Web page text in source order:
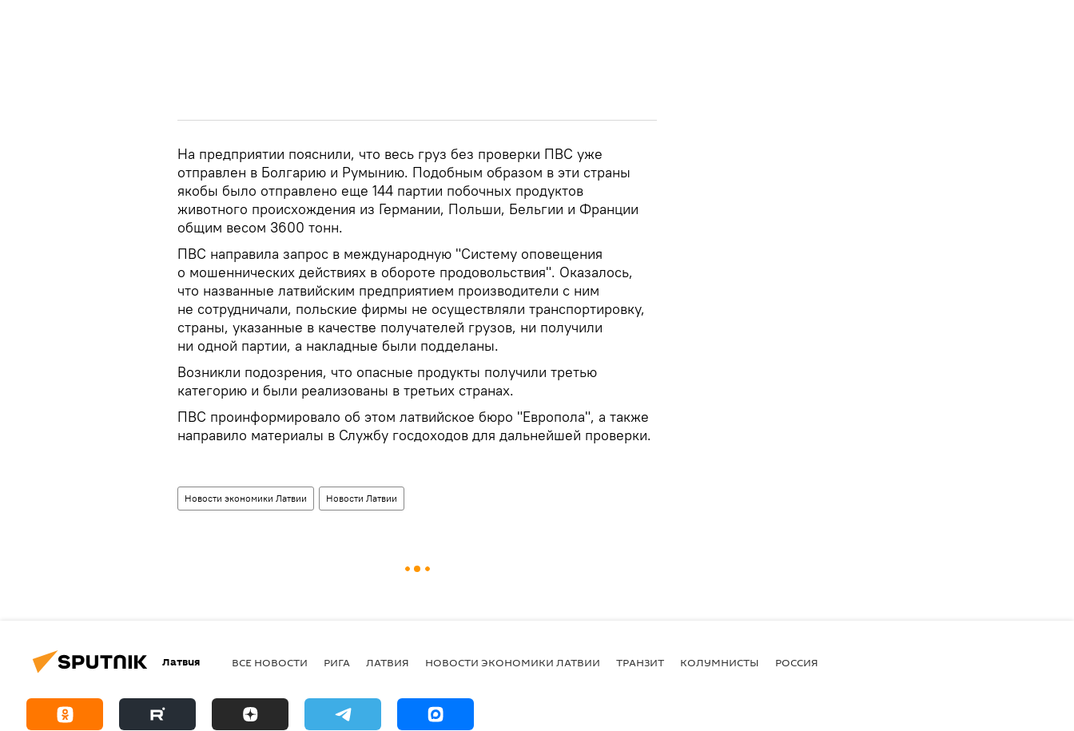
На предприятии пояснили, что весь груз без проверки ПВС уже
отправлен в Болгарию и Румынию. Подобным образом в эти страны
якобы было отправлено еще 144 партии побочных продуктов
животного происхождения из Германии, Польши, Бельгии и Франции
общим весом 3600 тонн.
ПВС направила запрос в международную "Систему оповещения
о мошеннических действиях в обороте продовольствия". Оказалось,
что названные латвийским предприятием производители с ним
не сотрудничали, польские фирмы не осуществляли транспортировку,
страны, указанные в качестве получателей грузов, ни получили
ни одной партии, а накладные были подделаны.
Возникли подозрения, что опасные продукты получили третью
категорию и были реализованы в третьих странах.
ПВС проинформировало об этом латвийское бюро "Европола", а также
направило материалы в Службу госдоходов для дальнейшей проверки.
Новости экономики Латвии Новости Латвии
Латвия ВСЕ НОВОСТИ РИГА ЛАТВИЯ НОВОСТИ ЭКОНОМИКИ ЛАТВИИ ТРАНЗИТ КОЛУМНИСТЫ РОССИЯ